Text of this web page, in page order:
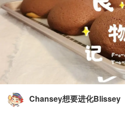
Chansey想要进化Blissey